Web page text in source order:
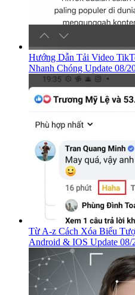
Hướng Dẫn Tải Video
Nhanh Chóng Update 08/
Từ A-z Cách Xóa Biểu
Android & IOS Update 08/